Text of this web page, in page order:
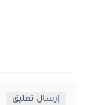
إرسال تعليق